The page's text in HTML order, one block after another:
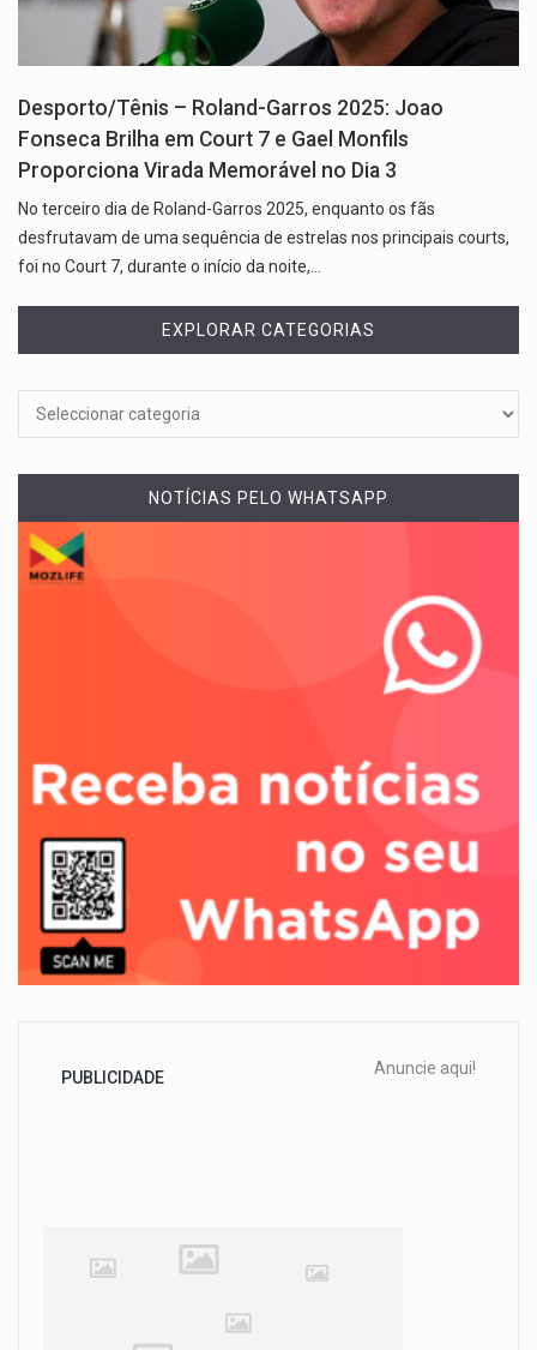
Desporto/Tênis – Roland-Garros 2025: Joao
Fonseca Brilha em Court 7 e Gael Monfils
Proporciona Virada Memorável no Dia 3
No terceiro dia de Roland-Garros 2025, enquanto os fãs
desfrutavam de uma sequência de estrelas nos principais courts,
foi no Court 7, durante o início da noite,…
EXPLORAR CATEGORIAS
NOTÍCIAS PELO WHATSAPP
PUBLICIDADE Anuncie aqui!